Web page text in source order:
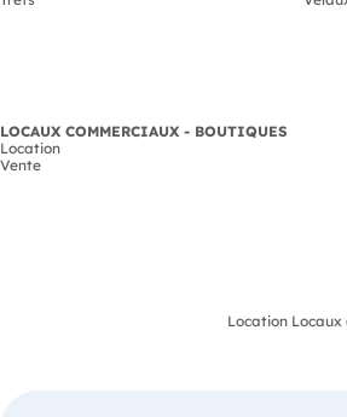
LOCAUX COMMERCIAUX - BOUTIQUES
Location
Vente
Location